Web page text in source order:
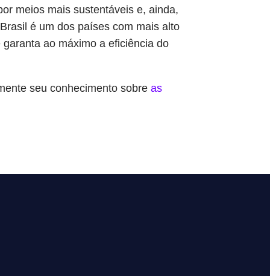
meios mais sustentáveis e, ainda,
é um dos países com mais alto
ao máximo a eficiência do
seu conhecimento sobreas